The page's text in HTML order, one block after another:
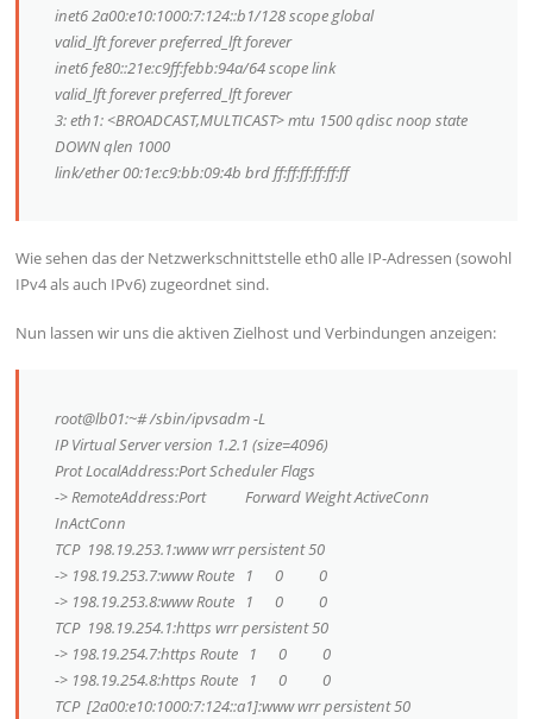
inet6 2a00:e10:1000:7:124::b1/128 scope global
valid_lft forever preferred_lft forever
inet6 fe80::21e:c9ff:febb:94a/64 scope link
valid_lft forever preferred_lft forever
3: eth1: <BROADCAST,MULTICAST> mtu 1500 qdisc noop state
DOWN qlen 1000
link/ether 00:1e:c9:bb:09:4b brd ff:ff:ff:ff:ff:ff
Wie sehen das der Netzwerkschnittstelle eth0 alle IP-Adressen (sowohl
IPv4 als auch IPv6) zugeordnet sind.
Nun lassen wir uns die aktiven Zielhost und Verbindungen anzeigen:
root@lb01:~# /sbin/ipvsadm -L
IP Virtual Server version 1.2.1 (size=4096)
Prot LocalAddress:Port Scheduler Flags
-> RemoteAddress:Port Forward Weight ActiveConn
InActConn
TCP 198.19.253.1:www wrr persistent 50
-> 198.19.253.7:www Route 1 0 0
-> 198.19.253.8:www Route 1 0 0
TCP 198.19.254.1:https wrr persistent 50
-> 198.19.254.7:https Route 1 0 0
-> 198.19.254.8:https Route 1 0 0
TCP [2a00:e10:1000:7:124::a1]:www wrr persistent 50